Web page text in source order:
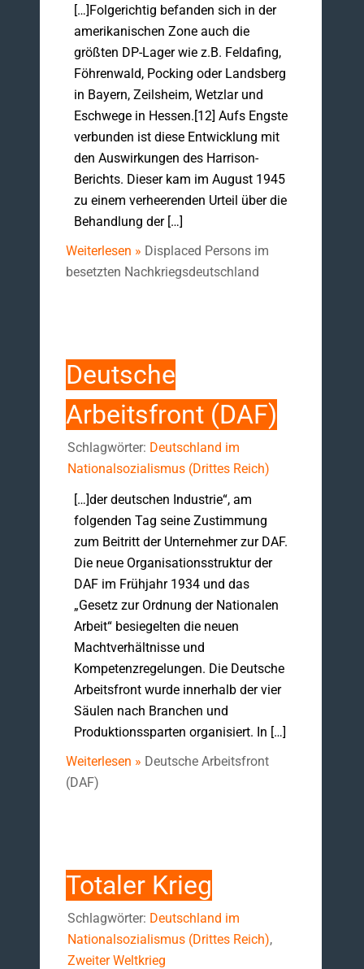
[…]Folgerichtig befanden sich in der
amerikanischen Zone auch die
größten DP-Lager wie z.B. Feldafing,
Föhrenwald, Pocking oder Landsberg
in Bayern, Zeilsheim, Wetzlar und
Eschwege in Hessen.[12] Aufs Engste
verbunden ist diese Entwicklung mit
den Auswirkungen des Harrison-
Berichts. Dieser kam im August 1945
zu einem verheerenden Urteil über die
Behandlung der […]
Weiterlesen » Displaced Persons im
besetzten Nachkriegsdeutschland
Deutsche
Arbeitsfront (DAF)
Schlagwörter: Deutschland im
Nationalsozialismus (Drittes Reich)
[…]der deutschen Industrie“, am
folgenden Tag seine Zustimmung
zum Beitritt der Unternehmer zur DAF.
Die neue Organisationsstruktur der
DAF im Frühjahr 1934 und das
„Gesetz zur Ordnung der Nationalen
Arbeit“ besiegelten die neuen
Machtverhältnisse und
Kompetenzregelungen. Die Deutsche
Arbeitsfront wurde innerhalb der vier
Säulen nach Branchen und
Produktionssparten organisiert. In […]
Weiterlesen » Deutsche Arbeitsfront
(DAF)
Totaler Krieg
Schlagwörter: Deutschland im
Nationalsozialismus (Drittes Reich),
Zweiter Weltkrieg